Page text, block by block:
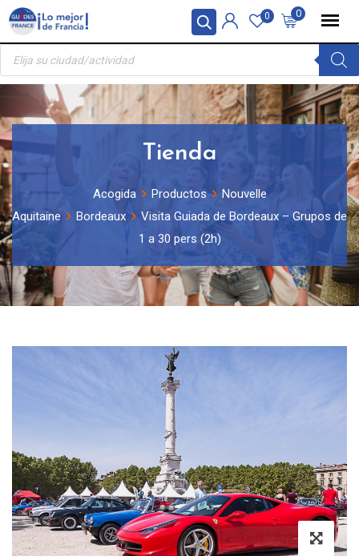
Panel de gestión de cookies
Skip
content
0
0
Búsqueda
productos
Tienda
Acogida Productos
Nouvelle
Aquitaine
Bordeaux
Visita Guiada de Bordeaux – Grupos de
1 a 30 pers (2h)